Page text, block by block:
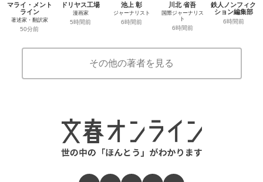
マライ・メント
ライン
著述家・翻訳家
50分前
ドリヤス工場
漫画家
5時間前
池上 彰
ジャーナリスト
6時間前
川北 省吾
国際ジャーナリス
ト
6時間前
鉄人ノンフィク
ション編集部
6時間前
その他の著者を見る